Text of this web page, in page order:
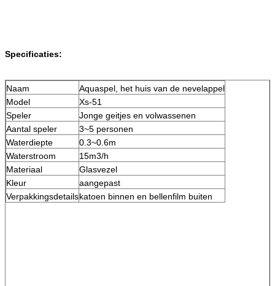
Specificaties:
Naam
Aquaspel, het huis van de nevelappel
Model
Xs-51
Speler
Jonge geitjes en volwassenen
Aantal speler
3~5 personen
Waterdiepte
0.3~0.6m
Waterstroom
15m3/h
Materiaal
Glasvezel
Kleur
aangepast
Verpakkingsdetailskatoen binnen en bellenfilm buiten